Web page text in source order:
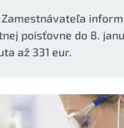
Zamestnávateľa
poisťovne do 8.
až 331 eur.